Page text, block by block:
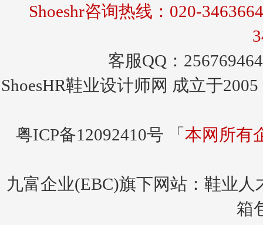
Shoeshr咨询热线：020-
客服QQ：
ShoesHR鞋业设计师网 成立于
粤ICP备12092410号 「 本网所有
九富企业(EBC)旗下网站： 鞋业人
箱